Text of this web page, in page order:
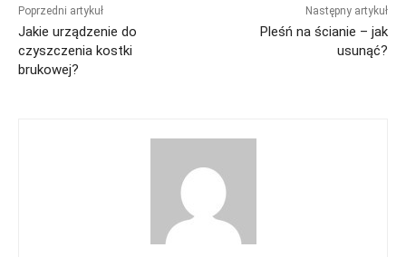
Poprzedni artykuł
Jakie urządzenie do
czyszczenia kostki
brukowej?
Następny artykuł
Pleśń na ścianie – jak
usunąć?